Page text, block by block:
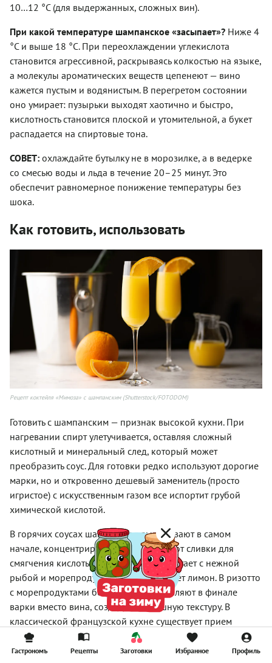
10…12 °C (для выдержанных, сложных вин).
При какой температуре шампанское «засыпает»? Ниже 4
°C и выше 18 °C. При переохлаждении углекислота
становится агрессивной, раскрываясь колкостью на языке,
а молекулы ароматических веществ цепенеют — вино
кажется пустым и водянистым. В перегретом состоянии
оно умирает: пузырьки выходят хаотично и быстро,
кислотность становится плоской и утомительной, а букет
распадается на спиртовые тона.
СОВЕТ: охлаждайте бутылку не в морозилке, а в ведерке
со смесью воды и льда в течение 20–25 минут. Это
обеспечит равномерное понижение температуры без
шока.
Как готовить, использовать
Рецепт коктейля «Мимоза» с шампанским (Shutterstock/FOTODOM)
Готовить с шампанским — признак высокой кухни. При
нагревании спирт улетучивается, оставляя сложный
кислотный и минеральный след, который может
преобразить соус. Для готовки редко используют дорогие
марки, но и откровенно дешевый заменитель (просто
игристое) с искусственным газом все испортит грубой
химической кислотой.
В горячих соусах шампанское выпаривают в самом
начале, концентрируя вкус, и добавляют сливки для
смягчения кислоты. Оно идеально работает с нежной
рыбой и морепродуктами, где вытесняет лимон. В ризотто
с морепродуктами бокал брюта добавляют в финале
варки вместо вина, создавая воздушную текстуру. В
классической французской кухне существует прием
запекания в шампанском: курицу или телятину томят в
духовке с добавлением напитка, лука-шалот и тимьяна.
Гастрономъ Рецепты Заготовки Избранное Профиль